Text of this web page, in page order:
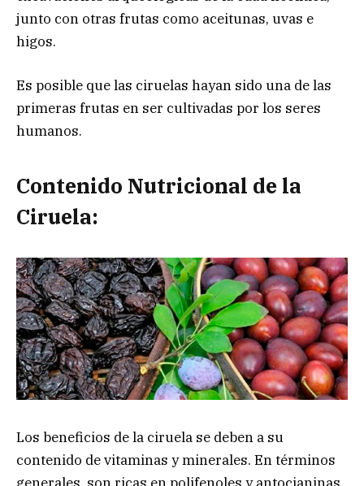
junto con otras frutas como aceitunas, uvas e
higos.
Es posible que las ciruelas hayan sido una de las
primeras frutas en ser cultivadas por los seres
humanos.
Contenido Nutricional de la
Ciruela:
Los beneficios de la ciruela se deben a su
contenido de vitaminas y minerales. En términos